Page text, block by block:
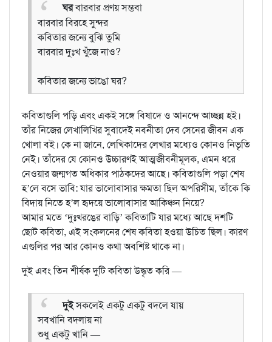
ঘরবারবার প্রণয় সম্ভবা
বারবার বিরহে সুন্দর
কবিতার জন্যে বুঝি তুমি
বারবার দুঃখ খুঁজে নাও?
কবিতার জন্যে ভাঙো ঘর?
কবিতাগুলি পড়ি এবং একই সঙ্গে বিষাদে ও আনন্দে আচ্ছন্ন হই।
তাঁর নিজের লেখালিখির সুবাদেই নবনীতা দেব সেনের জীবন এক
খোলা বই। কে না জানে, লেখিকাদের লেখার মধ্যেও কোনও নিভৃতি
নেই। তাঁদের যে কোনও উচ্চারণই আত্মজীবনীমূলক, এমন ধরে
নেওয়ার জন্মগত অধিকার পাঠকদের আছে। কবিতাগুলি পড়া শেষ
হ’লে বসে ভাবি: যার ভালোবাসার ক্ষমতা ছিল অপরিসীম, তাঁকে কি
বিদায় নিতে হ’ল হৃদয়ে ভালোবাসার আকিঞ্চন নিয়ে?
আমার মতে ‘দুঃখরঙের বাড়ি’ কবিতাটি যার মধ্যে আছে দশটি
ছোট কবিতা, এই সংকলনের শেষ কবিতা হওয়া উচিত ছিল। কারণ
এগুলির পর আর কোনও কথা অবশিষ্ট থাকে না।
দুই এবং তিন শীর্ষক দুটি কবিতা উদ্ধৃত করি —
দুইসকলেই একটু একটু বদলে যায়
সবখানি বদলায় না
শুধু একটু খানি —